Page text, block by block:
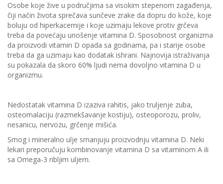
Osobe koje žive u područjima sa visokim stepenom zagađenja,
čiji način života sprečava sunčeve zrake da dopru do kože, koje
boluju od hiperkacemije i koje uzimaju lekove protiv grčeva
treba da povećaju unošenje vitamina D. Sposobnost organizma
da proizvodi vitamin D opada sa godinama, pa i starije osobe
treba da ga uzimaju kao dodatak ishrani. Najnovija istraživanja
su pokazala da skoro 60% ljudi nema dovoljno vitamina D u
organizmu.
Nedostatak vitamina D izaziva rahitis, jako truljenje zuba,
osteomalaciju (razmekšavanje kostiju), osteoporozu, proliv,
nesanicu, nervozu, grčenje mišića.
Smog i mineralno ulje smanjuju proizvodnju vitamina D. Neki
lekari preporučuju kombinovanje vitamina D sa vitaminom A ili
sa Omega-3 ribljim uljem.